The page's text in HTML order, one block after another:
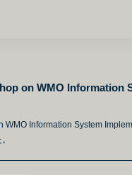
on WMO Information
WMO Information System